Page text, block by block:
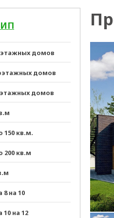
домов
домов
домов
150 кв.м.
200 кв.м
на 10
на 12